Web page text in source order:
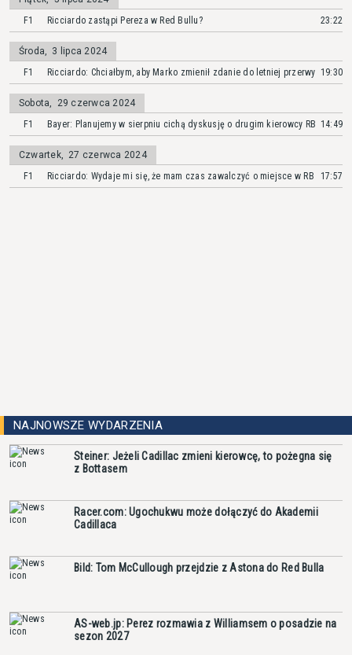
F1
Ricciardo zastąpi Pereza w Red Bullu? 23:22
Środa, 3 lipca 2024
F1
Ricciardo: Chciałbym, aby Marko zmienił zdanie do letniej przerwy 19:30
Sobota,
29 czerwca 2024
F1
Bayer: Planujemy w sierpniu cichą dyskusję o drugim kierowcy RB 14:49
Czwartek, 27 czerwca 2024
F1
Ricciardo: Wydaje mi się, że mam czas zawalczyć o miejsce w RB 17:57
NAJNOWSZE WYDARZENIA
Steiner: Jeżeli Cadillac zmieni kierowcę, to pożegna się
z Bottasem
Racer.com: Ugochukwu może dołączyć do Akademii
Cadillaca
Bild: Tom McCullough przejdzie z Astona do Red Bulla
AS-web.jp: Perez rozmawia z Williamsem o posadzie na
sezon 2027